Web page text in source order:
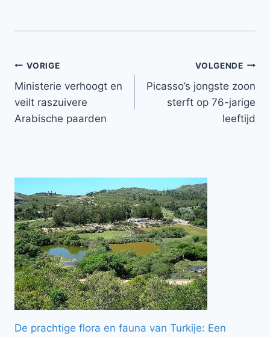
Bericht
navigatie
VORIGE
Ministerie verhoogt en
veilt raszuivere
Arabische paarden
VOLGENDE
Picasso’s jongste zoon
sterft op 76-jarige
leeftijd
De prachtige flora en fauna van Turkije: Een